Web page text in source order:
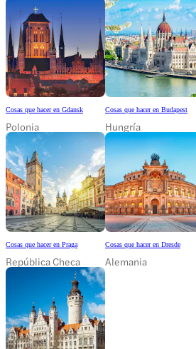
Cosas que hacer en Gdansk
Polonia
Cosas que hacer en Budapest
Hungría
Cosas que hacer en Praga
República Checa
Cosas que hacer en Dresde
Alemania